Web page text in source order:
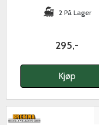
2 På Lager
295,-
Kjøp